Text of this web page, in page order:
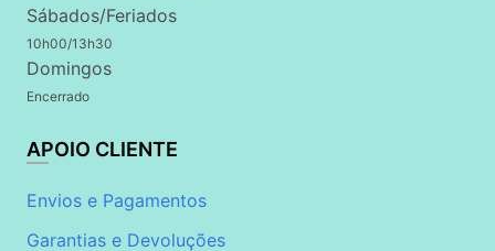
Sábados/Feriados
10h00/13h30
Domingos
Encerrado
APOIO CLIENTE
Envios e Pagamentos
Garantias e Devoluções